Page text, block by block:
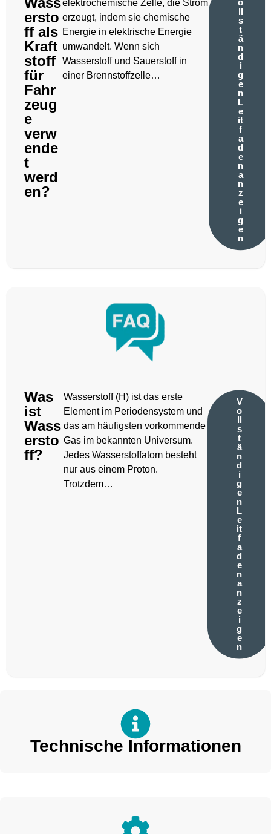
ersto
ff als
Kraft
stoff
für
Fahr
zeug
e
verw
ende
t
werd
en?
elektrochemische Zelle, die Strom
erzeugt, indem sie chemische
Energie in elektrische Energie
umwandelt. Wenn sich
Wasserstoff und Sauerstoff in
einer Brennstoffzelle…
o
ll
s
t
ä
n
d
i
g
e
n
L
e
it
f
a
d
e
n
a
n
z
e
i
g
e
n
Was
ist
Wass
ersto
ff?
Wasserstoff (H) ist das erste
Element im Periodensystem und
das am häufigsten vorkommende
Gas im bekannten Universum.
Jedes Wasserstoffatom besteht
nur aus einem Proton.
Trotzdem…
V
o
s
t
ä
n
d
i
g
e
n
L
e
it
f
a
d
e
n
a
n
z
e
i
g
e
n
Technische Informationen